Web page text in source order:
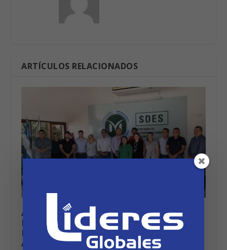
ARTÍCULOS RELACIONADOS
Alcaldes, concejales y miembros de
Municipalidades de El Salvador y
Ecuador visitaron Municipios de
Argentina